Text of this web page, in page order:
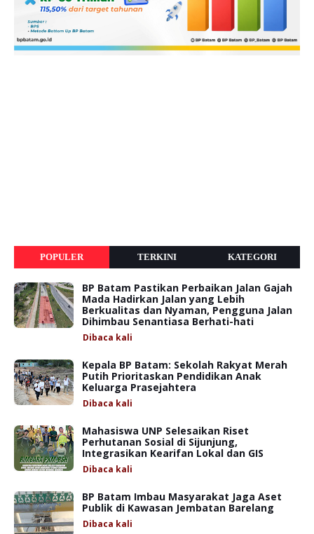
POPULER TERKINI KATEGORI
BP Batam Pastikan Perbaikan Jalan Gajah
Mada Hadirkan Jalan yang Lebih
Berkualitas dan Nyaman, Pengguna Jalan
Dihimbau Senantiasa Berhati-hati
Dibaca kali
Kepala BP Batam: Sekolah Rakyat Merah
Putih Prioritaskan Pendidikan Anak
Keluarga Prasejahtera
Dibaca kali
Mahasiswa UNP Selesaikan Riset
Perhutanan Sosial di Sijunjung,
Integrasikan Kearifan Lokal dan GIS
Dibaca kali
BP Batam Imbau Masyarakat Jaga Aset
Publik di Kawasan Jembatan Barelang
Dibaca kali